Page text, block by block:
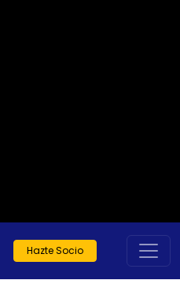
Hazte Socio